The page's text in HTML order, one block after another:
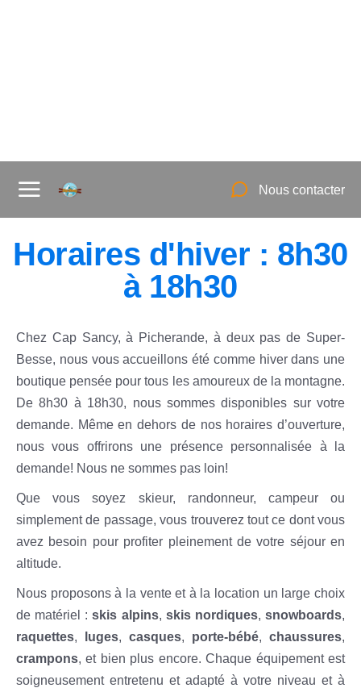
Nous contacter
Horaires d'hiver : 8h30
à 18h30
Chez Cap Sancy, à Picherande, à deux pas de Super-
Besse, nous vous accueillons été comme hiver dans une
boutique pensée pour tous les amoureux de la montagne.
De 8h30 à 18h30, nous sommes disponibles sur votre
demande. Même en dehors de nos horaires d’ouverture,
nous vous offrirons une présence personnalisée à la
demande! Nous ne sommes pas loin!
Que vous soyez skieur, randonneur, campeur ou
simplement de passage, vous trouverez tout ce dont vous
avez besoin pour profiter pleinement de votre séjour en
altitude.
Nous proposons à la vente et à la location un large choix
de matériel :skis alpins, skis nordiques,snowboards,
raquettes, luges, casques, porte-bébé, chaussures,
crampons, et bien plus encore. Chaque équipement est
soigneusement entretenu et adapté à votre niveau et à